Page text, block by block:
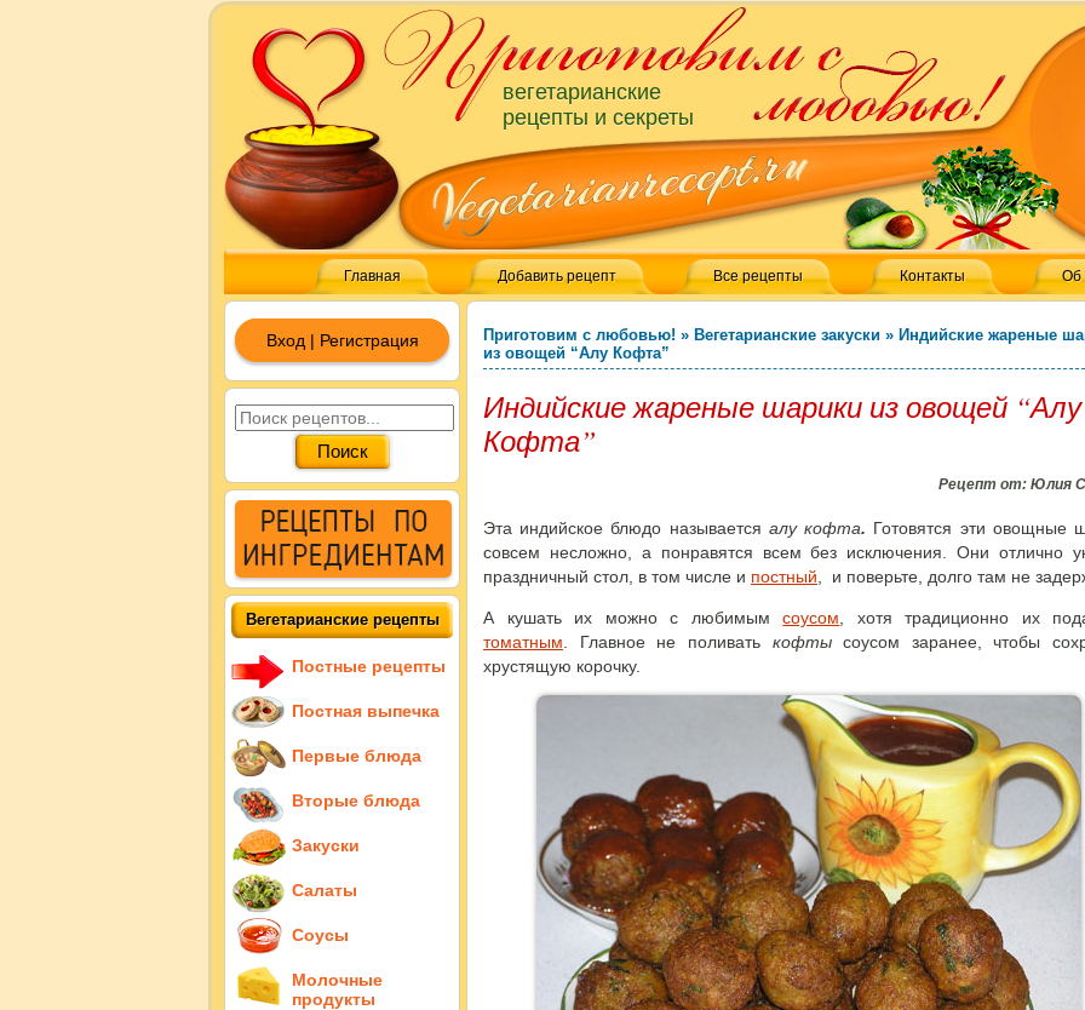
вегетарианские
рецепты и секреты
Главная Добавить рецепт Все рецепты Контакты Об
Приготовим с любовью! » Вегетарианские закуски » Индийские жареные
из овощей “Алу Кофта”
Индийские жареные шарики из овощей “Алу
Кофта”
Рецепт от: Юлия
Эта индийское блюдо называется алу кофта. Готовятся эти овощные
совсем несложно, а понравятся всем без исключения. Они отлично
праздничный стол, в том числе и постный , и поверьте, долго там не
А кушать их можно с любимымсоусом , хотя традиционно их
томатным . Главное не поливать кофтысоусом заранее, чтобы
хрустящую корочку.
Вход | Регистрация
Вегетарианские рецепты
Постные рецепты
Постная выпечка
Первые блюда
Вторые блюда
Закуски
Салаты
Соусы
Молочные
продукты